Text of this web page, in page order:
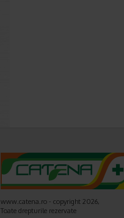
www.catena.ro - copyright 2026,
Toate drepturile rezervate